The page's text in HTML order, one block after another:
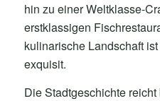
hin zu einer Weltklasse-
erstklassigen
kulinarische Landschaft
exquisit.
Die Stadtgeschichte